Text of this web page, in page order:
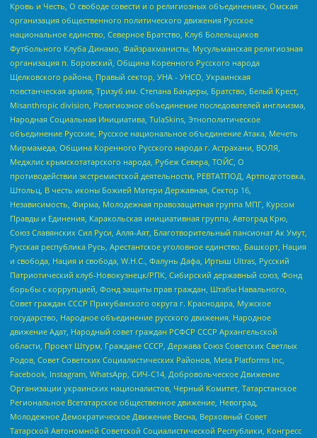
Кровь и Честь, О свободе совести и о религиозных объединениях, Омская
организация общественного политического движения Русское
национальное единство, Северное Братство, Клуб Болельщиков
Футбольного Клуба Динамо, Файзрахманисты, Мусульманская религиозная
организация п. Боровский, Община Коренного Русского народа
Щелковского района, Правый сектор, УНА - УНСО, Украинская
повстанческая армия, Тризуб им. Степана Бандеры, Братство, Белый Крест,
Misanthropic division, Религиозное объединение последователей инглиизма,
Народная Социальная Инициатива, TulaSkins, Этнополитическое
объединение Русские, Русское национальное объединение Атака, Мечеть
Мирмамеда, Община Коренного Русского народа г. Астрахани, ВОЛЯ,
Меджлис крымскотатарского народа, Рубеж Севера, ТОЙС, О
противодействии экстремистской деятельности, РЕВТАТПОД, Артподготовка,
Штольц, В честь иконы Божией Матери Державная, Сектор 16,
Независимость, Фирма, Молодежная правозащитная группа МПГ, Курсом
Правды и Единения, Каракольская инициативная группа, Автоград Крю,
Союз Славянских Сил Руси, Алля-Аят, Благотворительный пансионат Ак Умут,
Русская республика Русь, Арестантское уголовное единство, Башкорт, Нация
и свобода, Нация и свобода, W.H.С., Фалунь Дафа, Иртыш Ultras, Русский
Патриотический клуб-Новокузнецк/РПК, Сибирский державный союз, Фонд
борьбы с коррупцией, Фонд защиты прав граждан, Штабы Навального,
Совет граждан СССР Прикубанского округа г. Краснодара, Мужское
государство, Народное объединение русского движения, Народное
движение Адат, Народный совет граждан РСФСР СССР Архангельской
области, Проект Штурм, Граждане СССР, Держава Союз Советских Светлых
Родов, Совет Советских Социалистических Районов, Meta Platforms Inc,
Facebook, Instagram, WhatsApp, СИЧ-С14, Добровольческое Движение
Организации украинских националистов, Черный Комитет, Татарстанское
Региональное Всетатарское общественное движение, Невоград,
Молодежное Демократическое Движение Весна, Верховный Совет
Татарской Автономной Советской Социалистической Республики, Конгресс